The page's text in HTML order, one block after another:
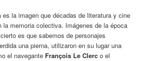
es la imagen que décadas de literatura y cine
la memoria colectiva. Imágenes de la época
es que sabemos de personajes
una pierna, utilizaron en su lugar una
el navegante François Le Clerc o el